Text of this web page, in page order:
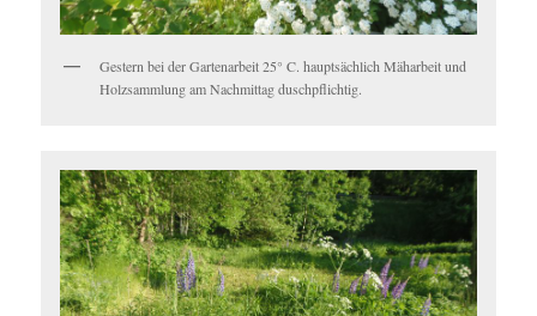
Gestern bei der Gartenarbeit 25° C. hauptsächlich Mäharbeit und
Holzsammlung am Nachmittag duschpflichtig.